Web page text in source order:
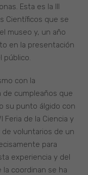
Esta es la III
Científicos que se
museo y, un año
en la presentación
público.
con la
de cumpleaños que
su punto álgido con
Feria de la Ciencia y
voluntarios de un
para
experiencia y del
coordinan se ha